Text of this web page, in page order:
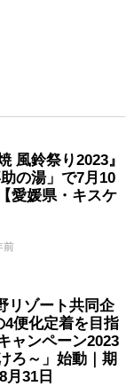
風鈴祭り2023』
の湯」で7月10
愛媛県・キスケ
前
リゾート共同企
便化定着を目指
ャンペーン2023
ろ～」始動｜期
月31日